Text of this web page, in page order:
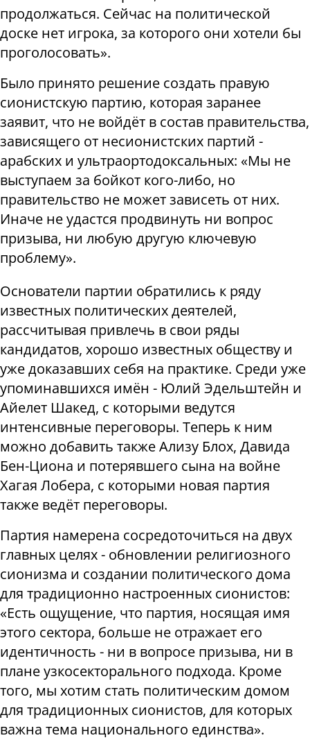
продолжаться. Сейчас на политической
доске нет игрока, за которого они хотели бы
проголосовать».
Было принято решение создать правую
сионистскую партию, которая заранее
заявит, что не войдёт в состав правительства,
зависящего от несионистских партий -
арабских и ультраортодоксальных: «Мы не
выступаем за бойкот кого-либо, но
правительство не может зависеть от них.
Иначе не удастся продвинуть ни вопрос
призыва, ни любую другую ключевую
проблему».
Основатели партии обратились к ряду
известных политических деятелей,
рассчитывая привлечь в свои ряды
кандидатов, хорошо известных обществу и
уже доказавших себя на практике. Среди уже
упоминавшихся имён - Юлий Эдельштейн и
Айелет Шакед, с которыми ведутся
интенсивные переговоры. Теперь к ним
можно добавить также Ализу Блох, Давида
Бен-Циона и потерявшего сына на войне
Хагая Лобера, с которыми новая партия
также ведёт переговоры.
Партия намерена сосредоточиться на двух
главных целях - обновлении религиозного
сионизма и создании политического дома
для традиционно настроенных сионистов:
«Есть ощущение, что партия, носящая имя
этого сектора, больше не отражает его
идентичность - ни в вопросе призыва, ни в
плане узкосекторального подхода. Кроме
того, мы хотим стать политическим домом
для традиционных сионистов, для которых
важна тема национального единства».